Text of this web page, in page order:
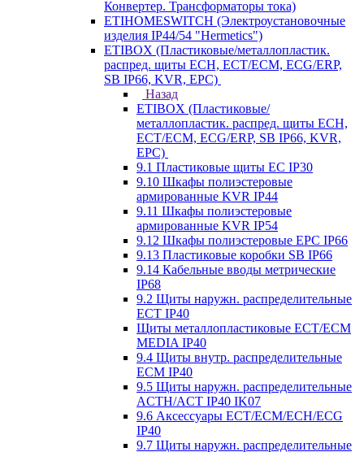
Конвертер. Трансформаторы тока)
ETIHOMESWITCH (Электроустановочные
изделия IP44/54 "Hermetics")
ETIBOX (Пластиковые/металлопластик.
распред. щиты ECH, ECT/ECM, ECG/ERP,
SB IP66, KVR, EPC)
Назад
ETIBOX (Пластиковые/
металлопластик. распред. щиты ECH,
ECT/ECM, ECG/ERP, SB IP66, KVR,
EPC)
9.1 Пластиковые щиты EC IP30
9.10 Шкафы полиэстеровые
армированные KVR IP44
9.11 Шкафы полиэстеровые
армированные KVR IP54
9.12 Шкафы полиэстеровые EPC IP66
9.13 Пластиковые коробки SB IP66
9.14 Кабельные вводы метрические
IP68
9.2 Щиты наружн. распределительные
ECT IP40
Щиты металлопластиковые ECT/ECM
MEDIA IP40
9.4 Щиты внутр. распределительные
ECМ IP40
9.5 Щиты наружн. распределительные
ACTH/ACT IP40 IK07
9.6 Аксессуары ECT/ECM/ECH/ECG
IP40
9.7 Щиты наружн. распределительные